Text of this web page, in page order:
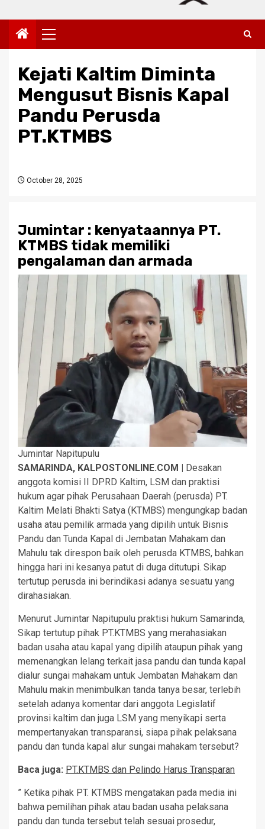
Primary
Menu
Kejati Kaltim Diminta
Mengusut Bisnis Kapal
Pandu Perusda
PT.KTMBS
October 28, 2025
Jumintar : kenyataannya PT.
KTMBS tidak memiliki
pengalaman dan armada
Jumintar Napitupulu
SAMARINDA, KALPOSTONLINE.COM |
Desakan
anggota komisi II DPRD Kaltim, LSM dan praktisi
hukum agar pihak Perusahaan Daerah (perusda) PT.
Kaltim Melati Bhakti Satya (KTMBS) mengungkap badan
usaha atau pemilik armada yang dipilih untuk Bisnis
Pandu dan Tunda Kapal di Jembatan Mahakam dan
Mahulu tak direspon baik oleh perusda KTMBS, bahkan
hingga hari ini kesanya patut di duga ditutupi. Sikap
tertutup perusda ini berindikasi adanya sesuatu yang
dirahasiakan.
Menurut Jumintar Napitupulu praktisi hukum Samarinda,
Sikap tertutup pihak PT.KTMBS yang merahasiakan
badan usaha atau kapal yang dipilih ataupun pihak yang
memenangkan lelang terkait jasa pandu dan tunda kapal
dialur sungai mahakam untuk Jembatan Mahakam dan
Mahulu makin menimbulkan tanda tanya besar, terlebih
setelah adanya komentar dari anggota Legislatif
provinsi kaltim dan juga LSM yang menyikapi serta
mempertanyakan transparansi, siapa pihak pelaksana
pandu dan tunda kapal alur sungai mahakam tersebut?
Baca juga: PT.KTMBS dan Pelindo Harus Transparan
” Ketika pihak PT. KTMBS mengatakan pada media ini
bahwa pemilihan pihak atau badan usaha pelaksana
pandu dan tunda tersebut telah sesuai prosedur,